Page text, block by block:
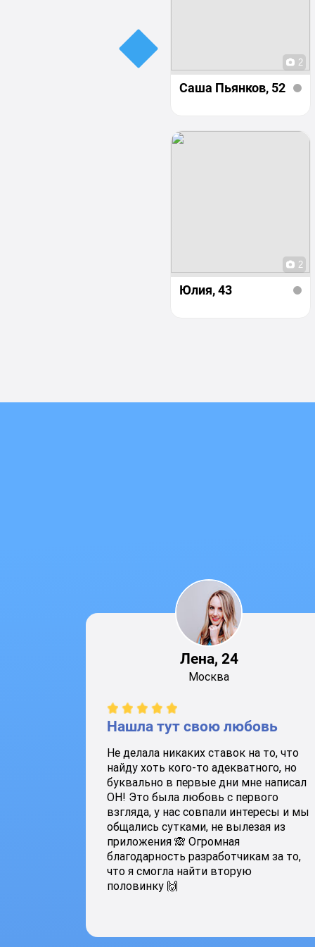
2
Саша Пьянков, 52
2
Юлия, 43
Лена, 24
Москва
Нашла тут свою любовь
Не делала никаких ставок на то, что
найду хоть кого-то адекватного, но
буквально в первые дни мне написал
ОН! Это была любовь с первого
взгляда, у нас совпали интересы и мы
общались сутками, не вылезая из
приложения 🙈 Огромная
благодарность разработчикам за то,
что я смогла найти вторую
половинку 🙌